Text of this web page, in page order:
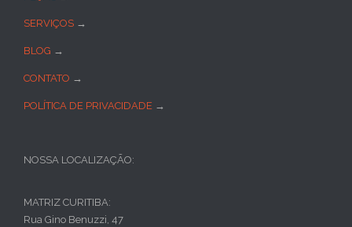
SERVIÇOS →
BLOG →
CONTATO →
POLÍTICA DE PRIVACIDADE →
NOSSA LOCALIZAÇÃO:
MATRIZ CURITIBA:
Rua Gino Benuzzi, 47